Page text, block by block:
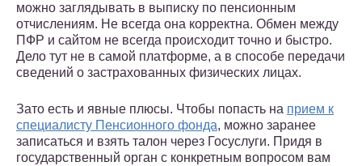
можно заглядывать в выписку по пенсионным
отчислениям. Не всегда она корректна. Обмен между
ПФР и сайтом не всегда происходит точно и быстро.
Дело тут не в самой платформе, а в способе передачи
сведений о застрахованных физических лицах.
Зато есть и явные плюсы. Чтобы попасть на прием к
специалисту Пенсионного фонда, можно заранее
записаться и взять талон через Госуслуги. Придя в
государственный орган с конкретным вопросом вам